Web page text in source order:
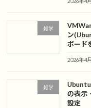
雑学
ン
ボード
2026年4
雑学
の表示
設定